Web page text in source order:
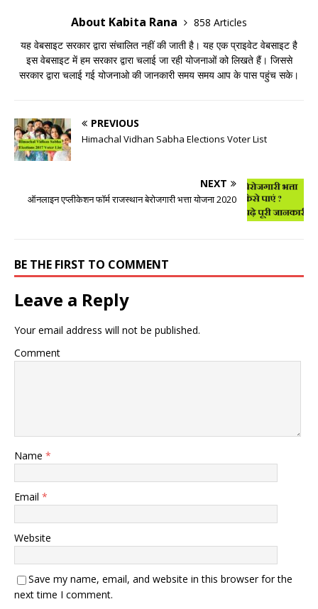
About Kabita Rana
858 Articles
यह वेबसाइट सरकार द्वारा संचालित नहीं की जाती है। यह एक प्राइवेट वेबसाइट है
इस वेबसाइट में हम सरकार द्वारा चलाई जा रही योजनाओं को लिखते हैं। जिससे
सरकार द्वारा चलाई गई योजनाओ की जानकारी समय समय आप के पास पहुंच सके।
PREVIOUS
Himachal Vidhan Sabha Elections Voter List
NEXT
ऑनलाइन एप्लीकेशन फॉर्म राजस्थान बेरोजगारी भत्ता योजना 2020
BE THE FIRST TO COMMENT
Leave a Reply
Your email address will not be published.
Comment
Name *
Email *
Website
Save my name, email, and website in this browser for the
next time I comment.